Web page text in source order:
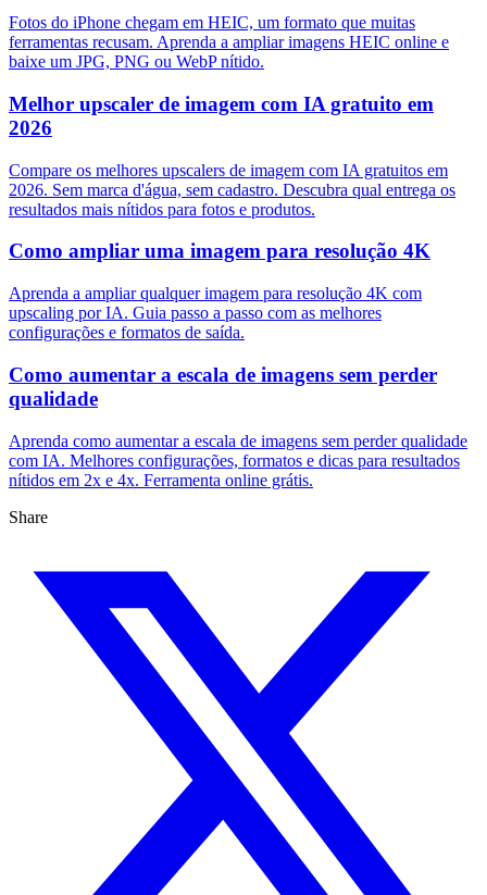
Fotos do iPhone chegam em HEIC, um formato que muitas
ferramentas recusam. Aprenda a ampliar imagens HEIC online e
baixe um JPG, PNG ou WebP nítido.
Melhor upscaler de imagem com IA gratuito em
2026
Compare os melhores upscalers de imagem com IA gratuitos em
2026. Sem marca d'água, sem cadastro. Descubra qual entrega os
resultados mais nítidos para fotos e produtos.
Como ampliar uma imagem para resolução 4K
Aprenda a ampliar qualquer imagem para resolução 4K com
upscaling por IA. Guia passo a passo com as melhores
configurações e formatos de saída.
Como aumentar a escala de imagens sem perder
qualidade
Aprenda como aumentar a escala de imagens sem perder qualidade
com IA. Melhores configurações, formatos e dicas para resultados
nítidos em 2x e 4x. Ferramenta online grátis.
Share